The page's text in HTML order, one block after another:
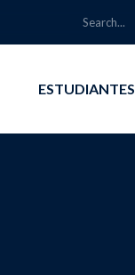
ESTUDIANTES